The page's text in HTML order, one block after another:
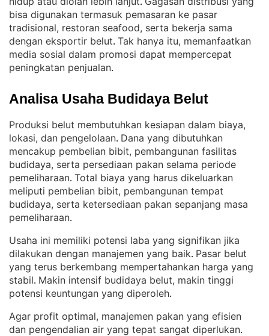
bisa digunakan termasuk pemasaran ke pasar
tradisional, restoran seafood, serta bekerja sama
dengan eksportir belut. Tak hanya itu, memanfaatkan
media sosial dalam promosi dapat mempercepat
peningkatan penjualan.
Analisa Usaha Budidaya Belut
Produksi belut membutuhkan kesiapan dalam biaya,
lokasi, dan pengelolaan. Dana yang dibutuhkan
mencakup pembelian bibit, pembangunan fasilitas
budidaya, serta persediaan pakan selama periode
pemeliharaan. Total biaya yang harus dikeluarkan
meliputi pembelian bibit, pembangunan tempat
budidaya, serta ketersediaan pakan sepanjang masa
pemeliharaan.
Usaha ini memiliki potensi laba yang signifikan jika
dilakukan dengan manajemen yang baik. Pasar belut
yang terus berkembang mempertahankan harga yang
stabil. Makin intensif budidaya belut, makin tinggi
potensi keuntungan yang diperoleh.
Agar profit optimal, manajemen pakan yang efisien
dan pengendalian air yang tepat sangat diperlukan